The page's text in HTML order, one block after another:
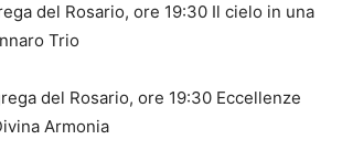
del Rosario, ore 19:30 Il cielo in una
Trio
del Rosario, ore 19:30 Eccellenze
Armonia